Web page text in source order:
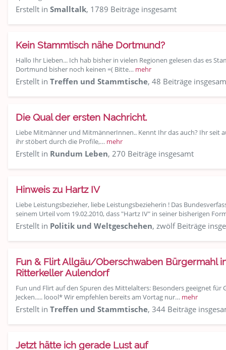
Erstellt in Smalltalk, 1789 Beiträge insgesamt
Kein Stammtisch nähe Dortmund?
Hallo Ihr Lieben... Ich hab bisher in vielen Regionen gelesen das es
Dortmund bisher noch keinen =( Bitte… mehr
Erstellt in Treffen und Stammtische, 48 Beiträge
Die Qual der ersten Nachricht.
Liebe Mitmänner und MitmännerInnen.. Kennt Ihr das auch? Ihr seit
ihr stöbert durch die Profile,… mehr
Erstellt in Rundum Leben, 270 Beiträge insgesamt
Hinweis zu Hartz IV
Liebe Leistungsbezieher, liebe Leistungsbezieherin ! Das
seinem Urteil vom 19.02.2010, dass "Hartz IV" in seiner bisherigen
Erstellt in Politik und Weltgeschehen, zwölf Beiträge
Fun & Flirt Allgäu/Oberschwaben Bürgermahl
Ritterkeller Aulendorf
Fun und Flirt auf den Spuren des Mittelalters: Besonders geeignet für
Jecken..... loool* Wir empfehlen bereits am Vortag nur… mehr
Erstellt in Treffen und Stammtische, 344 Beiträge
Jetzt hätte ich gerade Lust auf